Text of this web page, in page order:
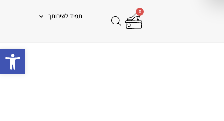
0
תמיד לשירותך